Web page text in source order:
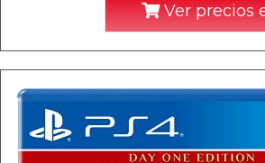
Ver precios